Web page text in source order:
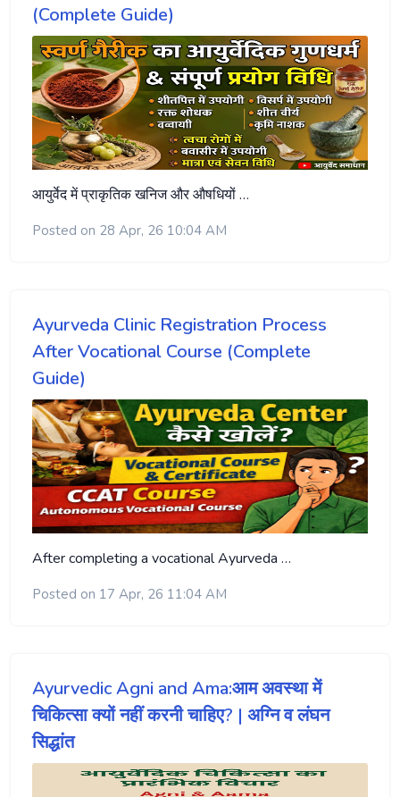
(Complete Guide)
आयुर्वेद में प्राकृतिक खनिज और औषधियों …
Posted on 28 Apr, 26 10:04 AM
Ayurveda Clinic Registration Process
After Vocational Course (Complete
Guide)
After completing a vocational Ayurveda …
Posted on 17 Apr, 26 11:04 AM
Ayurvedic Agni and Ama:आम अवस्था में
चिकित्सा क्यों नहीं करनी चाहिए? | अग्नि व लंघन
सिद्धांत